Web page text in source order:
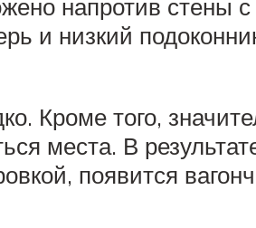
напротив стены
и низкий
Кроме того,
места. В
появится